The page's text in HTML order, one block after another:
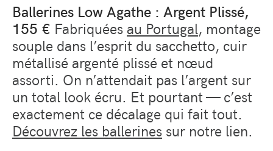
Ballerines Low Agathe : Argent Plissé,
155 € Fabriquées au Portugal, montage
souple dans l’esprit du sacchetto, cuir
métallisé argenté plissé et nœud
assorti. On n’attendait pas l’argent sur
un total look écru. Et pourtant — c’est
exactement ce décalage qui fait tout.
Découvrez les ballerines sur notre lien.